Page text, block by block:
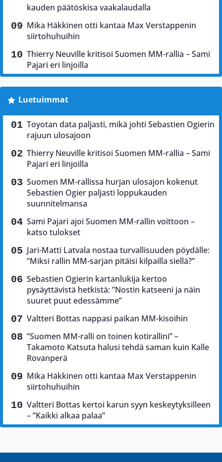
kauden päätöskisa vaakalaudalla
Mika Häkkinen otti kantaa Max Verstappenin
siirtohuhuihin
Thierry Neuville kritisoi Suomen MM-rallia – Sami
Pajari eri linjoilla
Luetuimmat
Toyotan data paljasti, mikä johti Sebastien Ogierin
rajuun ulosajoon
Thierry Neuville kritisoi Suomen MM-rallia – Sami
Pajari eri linjoilla
Suomen MM-rallissa hurjan ulosajon kokenut
Sebastien Ogier paljasti loppukauden
suunnitelmansa
Sami Pajari ajoi Suomen MM-rallin voittoon –
katso tulokset
Jari-Matti Latvala nostaa turvallisuuden pöydälle:
”Miksi rallin MM-sarjan pitäisi kilpailla siellä?”
Sebastien Ogierin kartanlukija kertoo
pysäyttävistä hetkistä: ”Nostin katseeni ja näin
suuret puut edessämme”
Valtteri Bottas nappasi paikan MM-kisoihin
”Suomen MM-ralli on toinen kotirallini” –
Takamoto Katsuta halusi tehdä saman kuin Kalle
Rovanperä
Mika Häkkinen otti kantaa Max Verstappenin
siirtohuhuihin
Valtteri Bottas kertoi karun syyn keskeytyksilleen
– ”Kaikki alkaa palaa”